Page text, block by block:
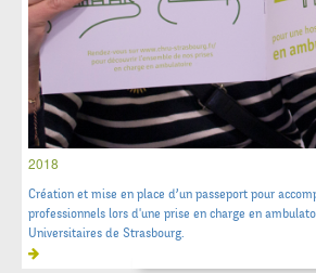
2018
Création et mise en place d’un passeport pour
professionnels lors d'une prise en charge en
Universitaires de Strasbourg.